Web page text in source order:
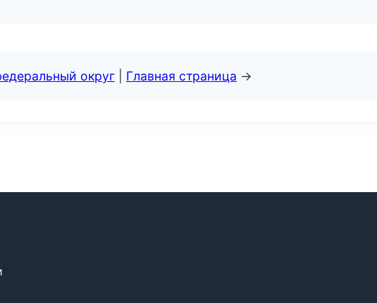
округ Главная страница →